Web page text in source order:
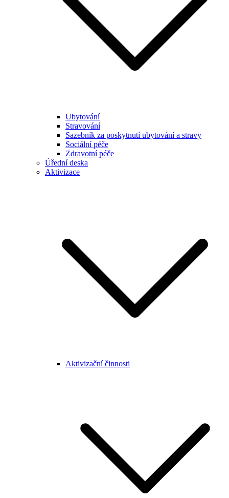
Ubytování
Stravování
Sazebník za poskytnutí ubytování a stravy
Sociální péče
Zdravotní péče
Úřední deska
Aktivizace
Aktivizační činnosti